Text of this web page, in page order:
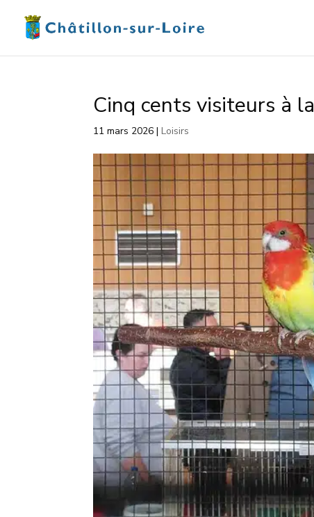
Cinq cents visiteurs à
11 mars 2026 |Loisirs